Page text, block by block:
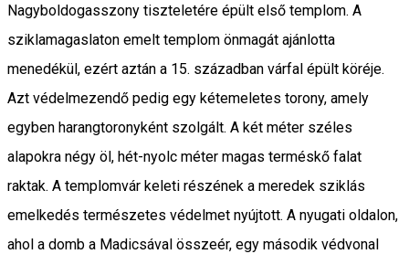
Nagyboldogasszony tiszteletére épült első templom. A
sziklamagaslaton emelt templom önmagát ajánlotta
menedékül, ezért aztán a 15. században várfal épült köréje.
Azt védelmezendő pedig egy kétemeletes torony, amely
egyben harangtoronyként szolgált. A két méter széles
alapokra négy öl, hét-nyolc méter magas terméskő falat
raktak. A templomvár keleti részének a meredek sziklás
emelkedés természetes védelmet nyújtott. A nyugati oldalon,
ahol a domb a Madicsával összeér, egy második védvonal